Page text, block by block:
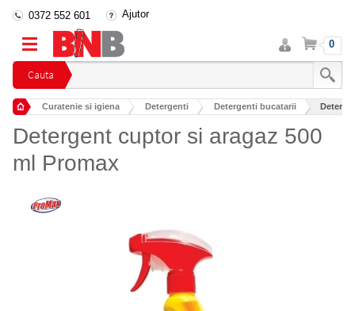
Cauta
0372 552 601 Ajutor
Intra
in
cont
Cos 0
Curatenie si igiena Detergenti Detergenti bucatarii
Detergent cuptor si aragaz 500
ml Promax